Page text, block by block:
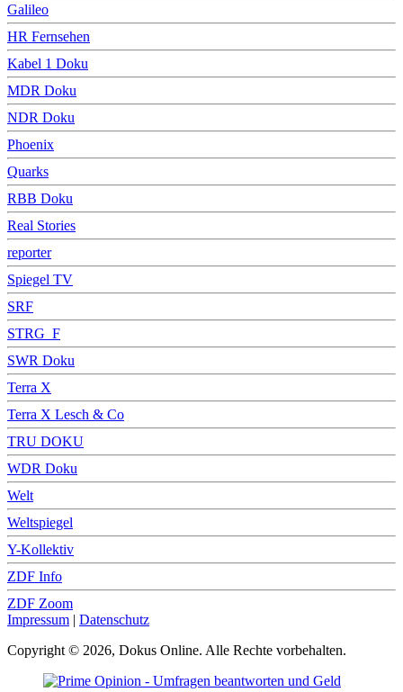
Galileo
HR Fernsehen
Kabel 1 Doku
MDR Doku
NDR Doku
Phoenix
Quarks
RBB Doku
Real Stories
reporter
Spiegel TV
SRF
STRG_F
SWR Doku
Terra X
Terra X Lesch & Co
TRU DOKU
WDR Doku
Welt
Weltspiegel
Y-Kollektiv
ZDF Info
ZDF Zoom
Impressum | Datenschutz
Copyright © 2026, Dokus Online. Alle Rechte vorbehalten.